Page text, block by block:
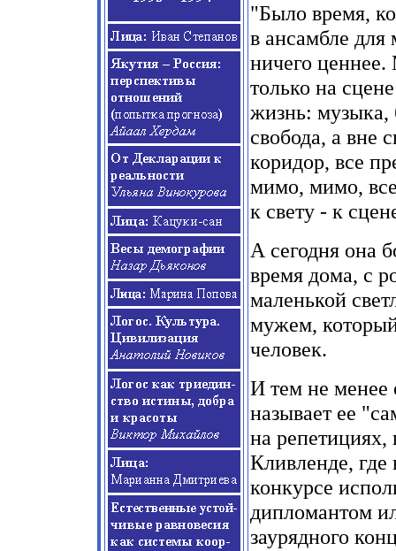
"Было время,
в ансамбле
ничего ценнее.
только на сцене
жизнь: музыка,
свобода, а вне
коридор, все
мимо, мимо,
к свету - к
А сегодня она
время дома, с
маленькой
мужем,
человек.
И тем не менее
называет ее
на
Кливленде, где
конкурсе
дипломантом
заурядного